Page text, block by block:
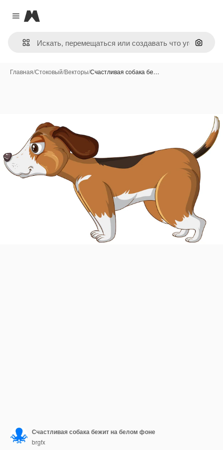
Close menu
Magnific
Поиск
Главная/Стоковый/Векторы/Счастливая собака бе…
Счастливая собака бежит на белом фоне
brgfx